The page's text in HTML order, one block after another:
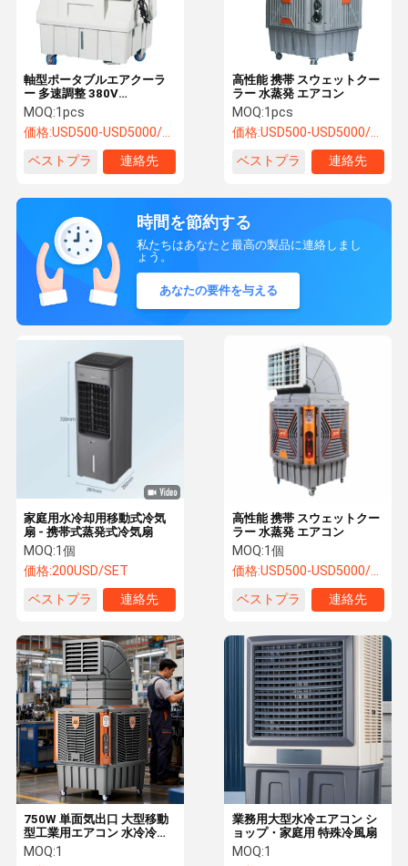
軸型ポータブルエアクーラ
ー 多速調整 380V
16000m3/H
MOQ:1pcs
価格:USD500-USD5000/SET
ベストプラ
連絡先
高性能 携帯 スウェットクー
ラー 水蒸発 エアコン
MOQ:1pcs
価格:USD500-USD5000/SET
ベストプラ
連絡先
時間を節約する
私たちはあなたと最高の製品に連絡しまし
ょう。
あなたの要件を与える
高性能 携帯 スウェットクー
ラー 水蒸発 エアコン
MOQ:1個
価格:USD500-USD5000/SET
ベストプラ
連絡先
家庭用水冷却用移動式冷気
扇 - 携帯式蒸発式冷気扇
MOQ:1個
価格:200USD/SET
ベストプラ
連絡先
業務用大型水冷エアコン シ
ョップ・家庭用 特殊冷風扇
MOQ:1
750W 単面気出口 大型移動
型工業用エアコン 水冷冷蔵
ファン
MOQ:1